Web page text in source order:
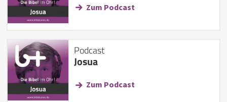
Zum Podcast
Podcast
Josua
Zum Podcast